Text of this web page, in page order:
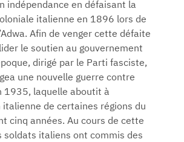
indépendance en défaisant la
italienne en 1896 lors de
Afin de venger cette défaite
le soutien au gouvernement
dirigé par le Parti fasciste,
une nouvelle guerre contre
1935, laquelle aboutit à
italienne de certaines régions du
cinq années. Au cours de cette
soldats italiens ont commis des